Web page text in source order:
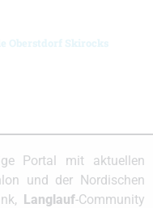
Oberstdorf Skirocks
Portal mit aktuellen
und der Nordischen
Langlauf-Community